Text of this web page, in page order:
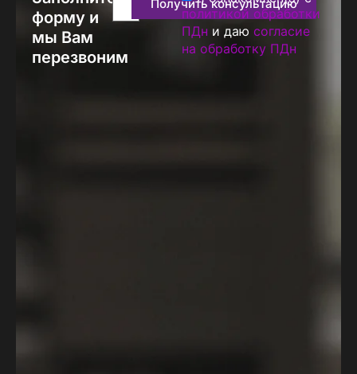
форму и
мы Вам
перезвоним
Получить консультацию
политикой обработки
ПДн и даю согласие
на обработку ПДн